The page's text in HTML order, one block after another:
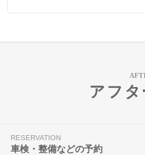
アフタ
RESERVATION
車検・整備などの予約